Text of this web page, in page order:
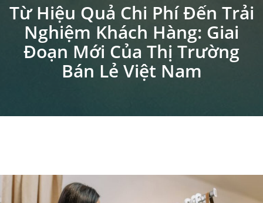
Từ Hiệu Quả Chi Phí Đến Trải
Nghiệm Khách Hàng: Giai
Đoạn Mới Của Thị Trường
Bán Lẻ Việt Nam